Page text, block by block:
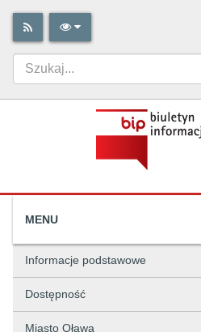
MENU
Informacje podstawowe
Dostępność
Miasto Oława